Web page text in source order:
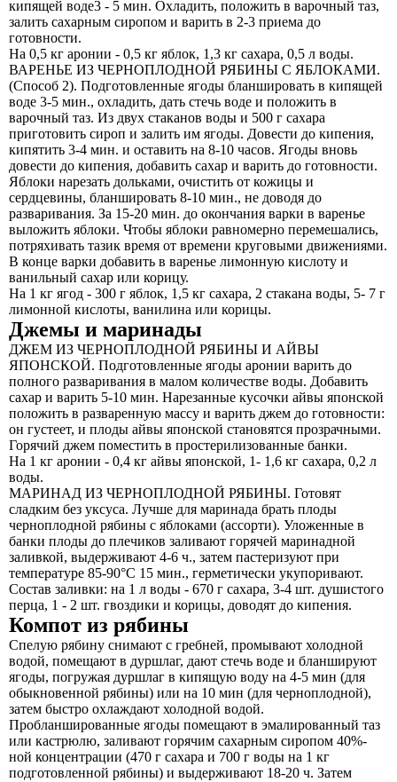
кипящей воде3 - 5 мин. Охладить, положить в варочный таз,
залить сахарным сиропом и варить в 2-3 приема до
готовности.
На 0,5 кг аронии - 0,5 кг яблок, 1,3 кг сахара, 0,5 л воды.
ВАРЕНЬЕ ИЗ ЧЕРНОПЛОДНОЙ РЯБИНЫ С ЯБЛОКАМИ.
(Способ 2). Подготовленные ягоды бланшировать в кипящей
воде 3-5 мин., охладить, дать стечь воде и положить в
варочный таз. Из двух стаканов воды и 500 г сахара
приготовить сироп и залить им ягоды. Довести до кипения,
кипятить 3-4 мин. и оставить на 8-10 часов. Ягоды вновь
довести до кипения, добавить сахар и варить до готовности.
Яблоки нарезать дольками, очистить от кожицы и
сердцевины, бланшировать 8-10 мин., не доводя до
разваривания. За 15-20 мин. до окончания варки в варенье
выложить яблоки. Чтобы яблоки равномерно перемешались,
потряхивать тазик время от времени круговыми движениями.
В конце варки добавить в варенье лимонную кислоту и
ванильный сахар или корицу.
На 1 кг ягод - 300 г яблок, 1,5 кг сахара, 2 стакана воды, 5- 7 г
лимонной кислоты, ванилина или корицы.
Джемы и маринады
ДЖЕМ ИЗ ЧЕРНОПЛОДНОЙ РЯБИНЫ И АЙВЫ
ЯПОНСКОЙ. Подготовленные ягоды аронии варить до
полного разваривания в малом количестве воды. Добавить
сахар и варить 5-10 мин. Нарезанные кусочки айвы японской
положить в разваренную массу и варить джем до готовности:
он густеет, и плоды айвы японской становятся прозрачными.
Горячий джем поместить в простерилизованные банки.
На 1 кг аронии - 0,4 кг айвы японской, 1- 1,6 кг сахара, 0,2 л
воды.
МАРИНАД ИЗ ЧЕРНОПЛОДНОЙ РЯБИНЫ. Готовят
сладким без уксуса. Лучше для маринада брать плоды
черноплодной рябины с яблоками (ассорти). Уложенные в
банки плоды до плечиков заливают горячей маринадной
заливкой, выдерживают 4-6 ч., затем пастеризуют при
температуре 85-90°С 15 мин., герметически укупоривают.
Состав заливки: на 1 л воды - 670 г сахара, 3-4 шт. душистого
перца, 1 - 2 шт. гвоздики и корицы, доводят до кипения.
Компот из рябины
Спелую рябину снимают с гребней, промывают холодной
водой, помещают в дуршлаг, дают стечь воде и бланшируют
ягоды, погружая дуршлаг в кипящую воду на 4-5 мин (для
обыкновенной рябины) или на 10 мин (для черноплодной),
затем быстро охлаждают холодной водой.
Пробланшированные ягоды помещают в эмалированный таз
или кастрюлю, заливают горячим сахарным сиропом 40%-
ной концентрации (470 г сахара и 700 г воды на 1 кг
подготовленной рябины) и выдерживают 18-20 ч. Затем